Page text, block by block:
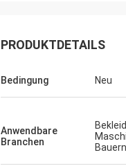
PRODUKTDETAILS
Bedingung Neu
Anwendbare
Branchen